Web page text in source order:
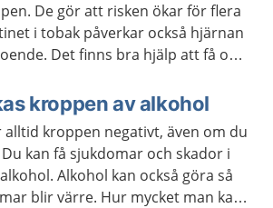
De gör att risken ökar för flera
i tobak påverkar också hjärnan
Det finns bra hjälp att få om
kroppen av alkohol
alltid kroppen negativt, även om du
kan få sjukdomar och skador i
Alkohol kan också göra så
blir värre. Hur mycket man kan